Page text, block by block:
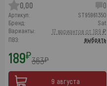
0,00 0
Артикул:
ST95961350
Бренд:
Sat
Варианты:
17 вариантов от 189 ₽
ПВЗ:
выбрать
189₽363₽
9 августа